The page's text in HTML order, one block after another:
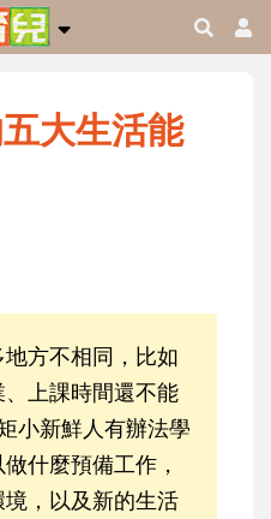
大生活能
方不相同，比如
上課時間還不能
小新鮮人有辦法學
什麼預備工作，
，以及新的生活